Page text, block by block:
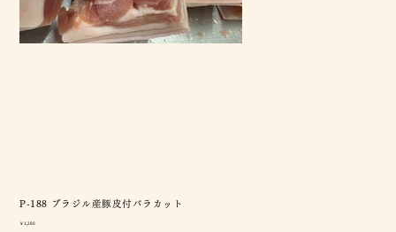
P-188 ブラジル産豚皮付バラカット
価
￥1,280